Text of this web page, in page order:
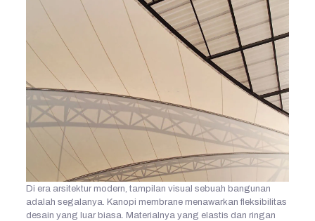
Di era arsitektur modern, tampilan visual sebuah bangunan
adalah segalanya. Kanopi membrane menawarkan fleksibilitas
desain yang luar biasa. Materialnya yang elastis dan ringan